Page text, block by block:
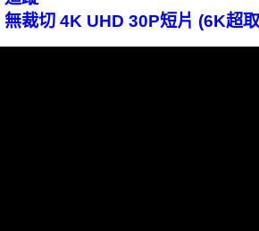
無裁切 4K UHD 30P短片 (6K超